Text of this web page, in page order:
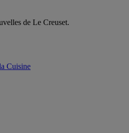
de Le Creuset.
Cuisine